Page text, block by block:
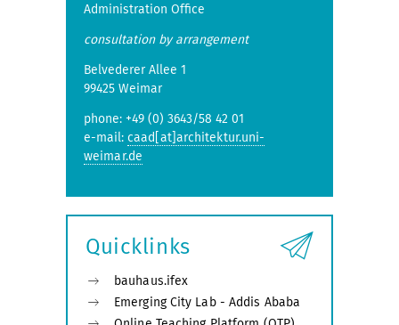
Administration Office
consultation by arrangement
Belvederer Allee 1
99425 Weimar
phone: +49 (0) 3643/58 42 01
e-mail: caad[at]architektur.uni-
weimar.de
Quicklinks
bauhaus.ifex
Emerging City Lab - Addis Ababa